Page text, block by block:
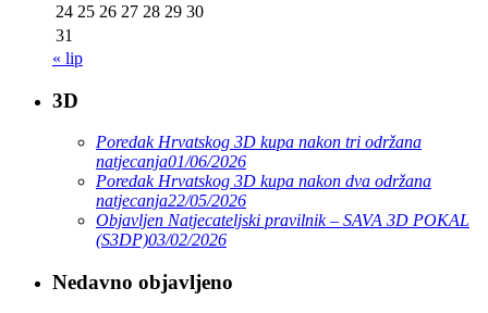
24 25 26 27 28 29 30
31
« lip
3D
Poredak Hrvatskog 3D kupa nakon tri održana
natjecanja01/06/2026
Poredak Hrvatskog 3D kupa nakon dva održana
natjecanja22/05/2026
Objavljen Natjecateljski pravilnik – SAVA 3D POKAL
(S3DP)03/02/2026
Nedavno objavljeno